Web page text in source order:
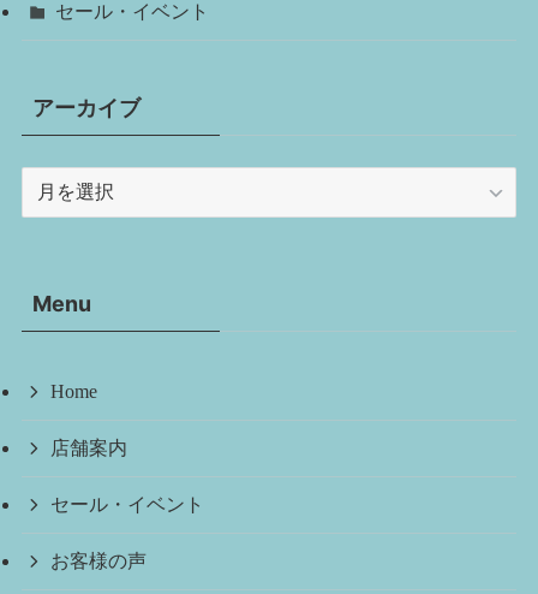
セール・イベント
アーカイブ
ー
ブMenu
Home
店舗案内
セール・イベント
お客様の声